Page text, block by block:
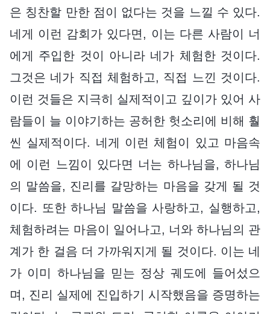
은 칭찬할 만한 점이 없다는 것을 느낄 수 있다.
네게 이런 감회가 있다면, 이는 다른 사람이 너
에게 주입한 것이 아니라 네가 체험한 것이다.
그것은 네가 직접 체험하고, 직접 느낀 것이다.
이런 것들은 지극히 실제적이고 깊이가 있어 사
람들이 늘 이야기하는 공허한 헛소리에 비해 훨
씬 실제적이다. 네게 이런 체험이 있고 마음속
에 이런 느낌이 있다면 너는 하나님을, 하나님
의 말씀을, 진리를 갈망하는 마음을 갖게 될 것
이다. 또한 하나님 말씀을 사랑하고, 실행하고,
체험하려는 마음이 일어나고, 너와 하나님의 관
계가 한 걸음 더 가까워지게 될 것이다. 이는 네
가 이미 하나님을 믿는 정상 궤도에 들어섰으
며, 진리 실제에 진입하기 시작했음을 증명하는